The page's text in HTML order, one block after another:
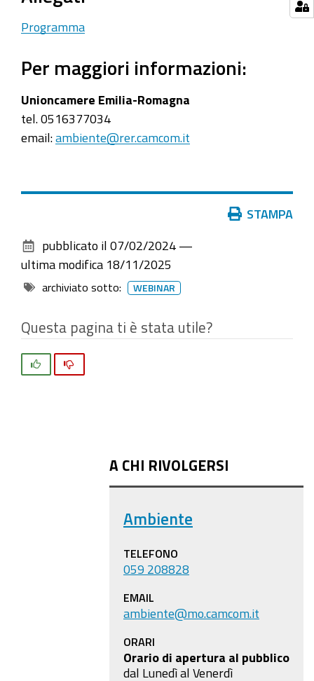
Programma
Per maggiori informazioni:
Unioncamere Emilia-Romagna
tel. 0516377034
email: ambiente@rer.camcom.it
documento
STAMPA
pubblicato il 07/02/2024 —
ultima modifica 18/11/2025
archiviato sotto: WEBINAR
Questa pagina ti è stata utile?
A CHI RIVOLGERSI
Ambiente
TELEFONO
059 208828
EMAIL
ambiente@mo.camcom.it
ORARI
Orario di apertura al pubblico
dal Lunedì al Venerdì